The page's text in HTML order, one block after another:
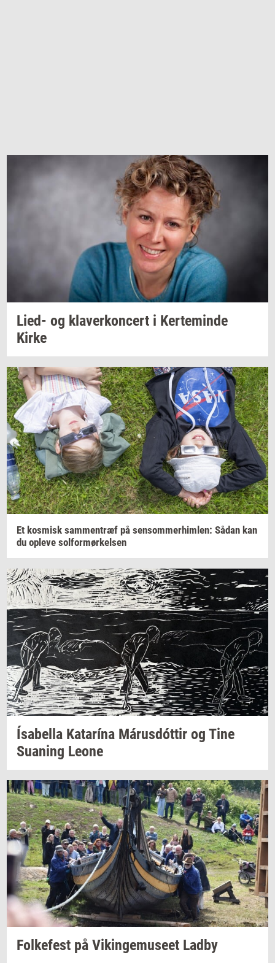
Lied- og kla­ver­kon­cert i Ker­te­min­de
Kirke
Et kos­misk sam­men­træf på sen­som­mer­him­len: Sådan kan
du op­le­ve sol­for­mør­kel­sen
Ísabella Katarína Márusdóttir og Tine
Su­a­ning Leone
Fol­ke­fest på Vikin­gemu­se­et Ladby